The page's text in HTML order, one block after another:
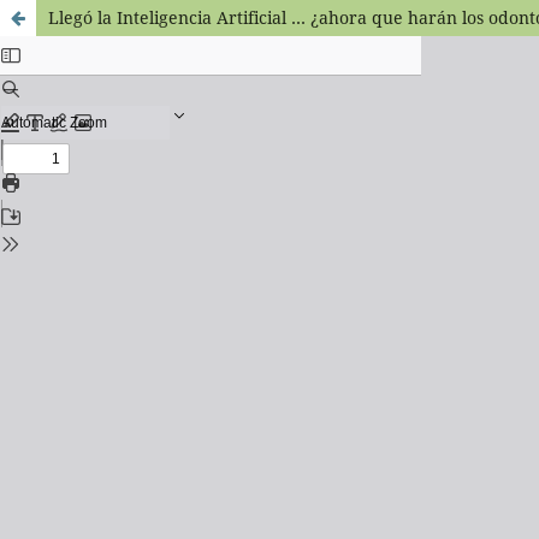
Llegó la Inteligencia Artificial … ¿ahora que harán los